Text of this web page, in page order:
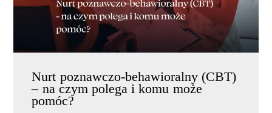
Nurt poznawczo-behawioralny (CBT)
– na czym polega i komu może
pomóc?